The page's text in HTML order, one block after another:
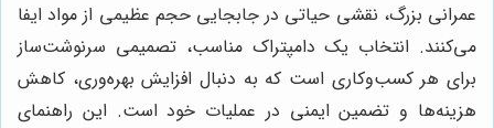
عمرانی بزرگ، نقشی حیاتی در جابجایی حجم عظیمی از مواد ایفا
می‌کنند. انتخاب یک دامپتراک مناسب، تصمیمی سرنوشت‌ساز
برای هر کسب‌وکاری است که به دنبال افزایش بهره‌وری، کاهش
هزینه‌ها و تضمین ایمنی در عملیات خود است. این راهنمای